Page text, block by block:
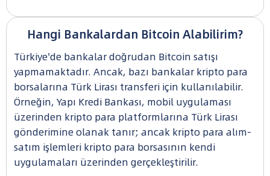
Hangi Bankalardan Bitcoin Alabilirim?
Türkiye'de bankalar doğrudan Bitcoin satışı
yapmamaktadır. Ancak, bazı bankalar kripto para
borsalarına Türk Lirası transferi için kullanılabilir.
Örneğin, Yapı Kredi Bankası, mobil uygulaması
üzerinden kripto para platformlarına Türk Lirası
gönderimine olanak tanır; ancak kripto para alım-
satım işlemleri kripto para borsasının kendi
uygulamaları üzerinden gerçekleştirilir.